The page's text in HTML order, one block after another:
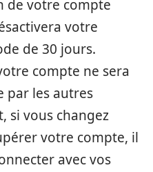
de votre compte
votre
de 30 jours.
compte ne sera
par les autres
si vous changez
votre compte, il
avec vos